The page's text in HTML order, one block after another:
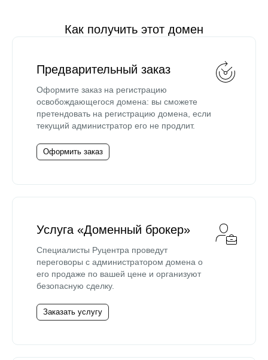
Как получить этот домен
Предварительный заказ
Оформите заказ на регистрацию
освобождающегося домена: вы сможете
претендовать на регистрацию домена, если
текущий администратор его не продлит.
Оформить заказ
Услуга «Доменный брокер»
Специалисты Руцентра проведут
переговоры с администратором домена о
его продаже по вашей цене и организуют
безопасную сделку.
Заказать услугу